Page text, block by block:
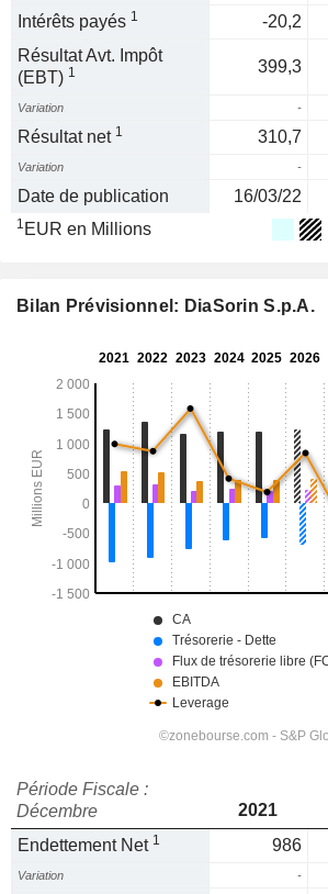
Intérêts payés 1 -20,2
Résultat Avt. Impôt
(EBT) 1 399,3
Variation -
Résultat net 1 310,7
Variation -
Date de publication 16/03/22
1 EUR en Millions
Bilan Prévisionnel: DiaSorin S.p.A.
Période Fiscale :
Décembre
2021
Endettement Net 1 986
Variation -